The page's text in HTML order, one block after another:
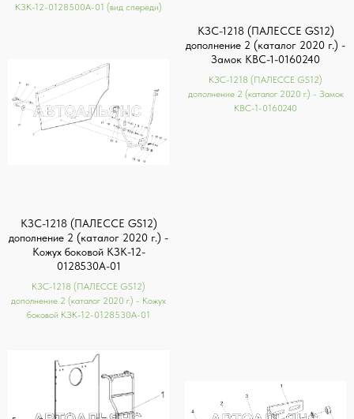
КЗК-12-0128500А-01 (вид спереди)
КЗС-1218 (ПАЛЕССЕ GS12)
дополнение 2 (каталог 2020 г.) -
Кожух боковой КЗК-12-
0128530А-01
КЗС-1218 (ПАЛЕССЕ GS12)
дополнение 2 (каталог 2020 г.) - Кожух
боковой КЗК-12-0128530А-01
КЗС-1218 (ПАЛЕССЕ GS12)
дополнение 2 (каталог 2020 г.) -
Замок КВС-1-0160240
КЗС-1218 (ПАЛЕССЕ GS12)
дополнение 2 (каталог 2020 г.) - Замок
КВС-1-0160240